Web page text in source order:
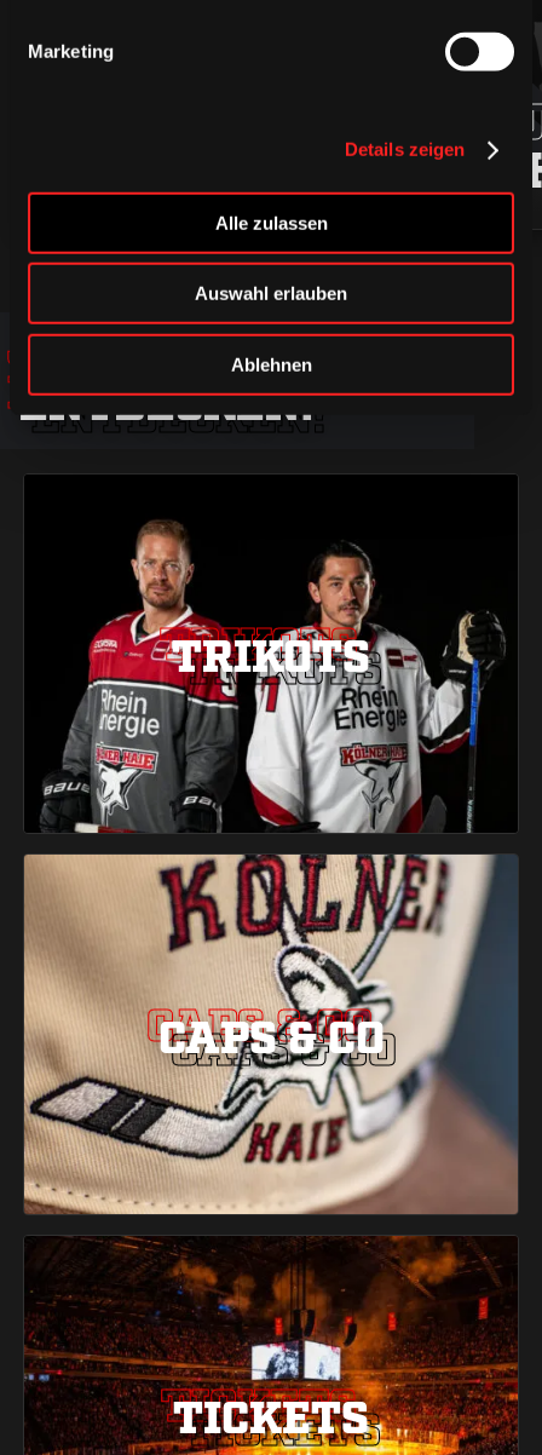
Marketing
Details zeigen
Alle zulassen
Auswahl erlauben
Ablehnen
ENTDECKEN!
JETZT
ENTDECKEN!
ENTDECKEN!
TRIKOTS
TRIKOTS
TRIKOTS
CAPS & CO
CAPS & CO
CAPS & CO
TICKETS
TICKETS
TICKETS